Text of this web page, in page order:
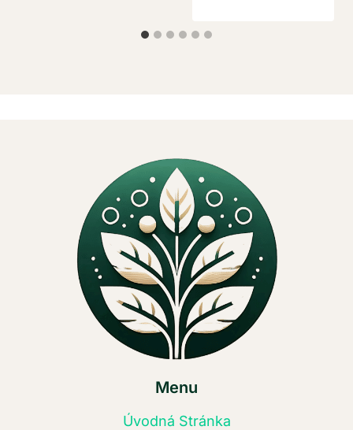
Menu
Úvodná Stránka